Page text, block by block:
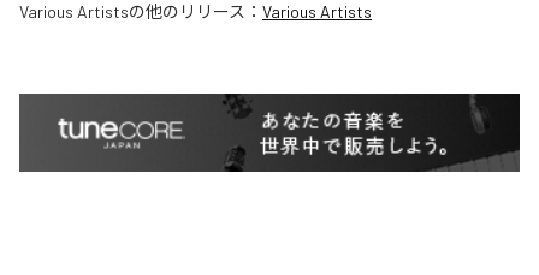
Various Artistsの他のリリース： Various Artists